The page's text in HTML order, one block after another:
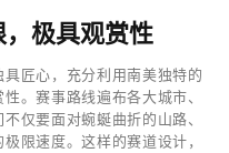
极具观赏性
匠心，充分利用南美独特的
。赛事路线遍布各大城市、
仅要面对蜿蜒曲折的山路、
限速度。这样的赛道设计，